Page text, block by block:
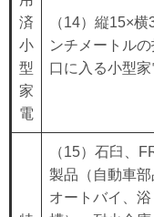
済
小
型
家
電
（14）縦15×横
ンチメートルの
口に入る小型家
（15）石臼、
製品（自動車部
オートバイ、浴